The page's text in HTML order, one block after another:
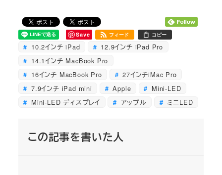
Save フィード コピー
10.2インチ iPad
12.9インチ iPad Pro
14.1インチ MacBook Pro
16インチ MacBook Pro
27インチiMac Pro
7.9インチ‌ iPad‌ mini
Apple
Mini-LED
Mini-LED ディスプレイ
アップル ミニLED
この記事を書いた人